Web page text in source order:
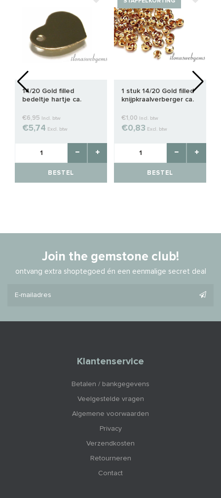
14/20 Gold filled
bedeltje hartje ca.
€6,95 Incl. btw
€5,74 Excl. btw
BESTEL
1 stuk 14/20 Gold filled
knijpkraalverberger ca.
€1,00 Incl. btw
€0,83 Excl. btw
BESTEL
Join the gemstone club!
ontvang extra shoptegoed én een eenmalige secret deal
Klantenservice
Betalen / bankgegevens
Veelgestelde vragen
Algemene voorwaarden
Privacy
Verzendkosten
Retourneren
Contact